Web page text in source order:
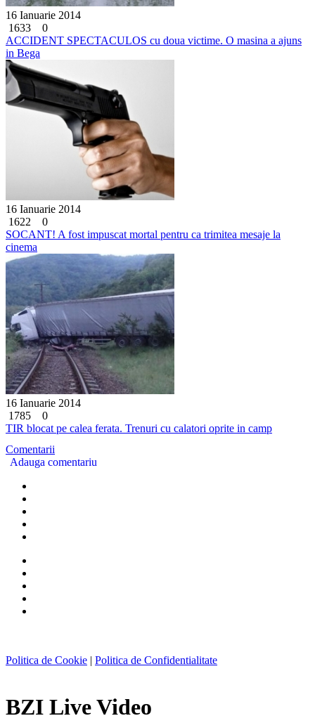
16 Ianuarie 2014
1633
0
ACCIDENT SPECTACULOS cu doua victime. O masina a ajuns
in Bega
16 Ianuarie 2014
1622
0
SOCANT! A fost impuscat mortal pentru ca trimitea mesaje la
cinema
16 Ianuarie 2014
1785
0
TIR blocat pe calea ferata. Trenuri cu calatori oprite in camp
Comentarii
Adauga comentariu
Politica de Cookie | Politica de Confidentialitate
BZI Live Video